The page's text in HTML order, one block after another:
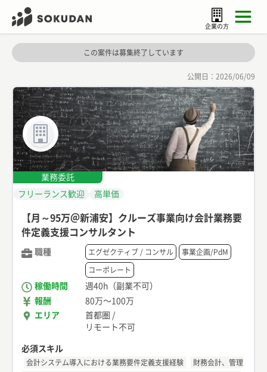
企業の方
この案件は募集終了しています
公開日： 2026/06/09
業務委託
フリーランス歓迎
高単価
【月～95万＠新浦安】クルーズ事業向け会計業務要
件定義支援コンサルタント
職種 エグゼクティブ / コンサル 事業企画/PdM
コーポレート
稼働時間
週40h（副業不可）
報酬
80万〜100万
エリア
首都圏 /
リモート不可
必須スキル
会計システム導入における業務要件定義支援経験
財務会計、管理